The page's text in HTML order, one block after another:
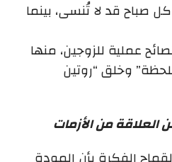
صباح قد لا تُنسى، بينما
عملية للزوجين، منها
وخلق “روتين
العلاقة من الأزمات